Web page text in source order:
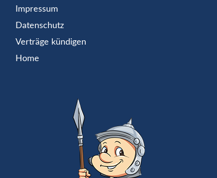
Impressum
Datenschutz
Verträge kündigen
Home